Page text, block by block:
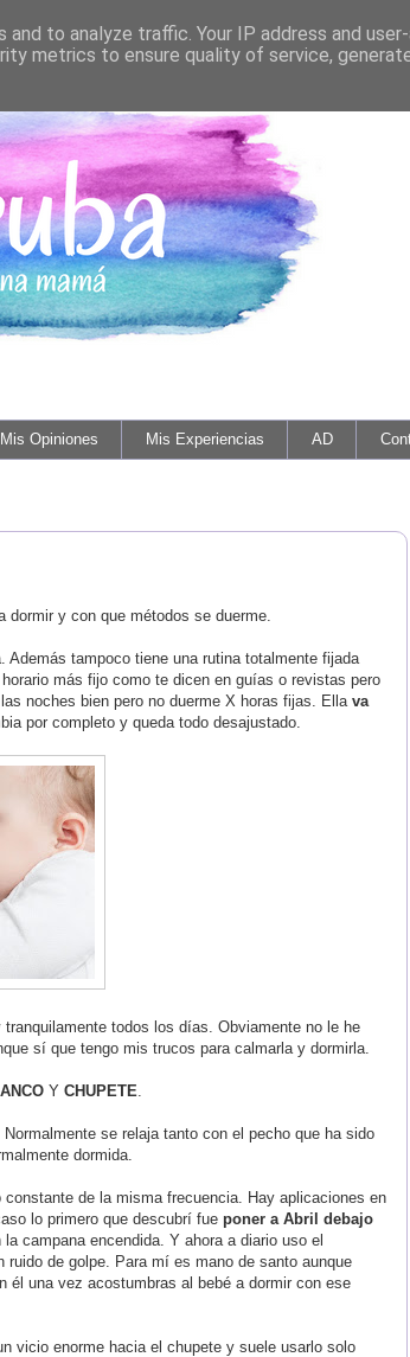
Mis Opiniones Mis Experiencias AD
dormir y con que métodos se duerme.
Además tampoco tiene una rutina totalmente fijada
más fijo como te dicen en guías o revistas pero
noches bien pero no duerme X horas fijas. Ella va
por completo y queda todo desajustado.
tranquilamente todos los días. Obviamente no le he
sí que tengo mis trucos para calmarla y dormirla.
Y CHUPETE
Normalmente se relaja tanto con el pecho que ha sido
dormida.
de la misma frecuencia. Hay aplicaciones en
lo primero que descubrí fue poner a Abril debajo
la campana encendida . Y ahora a diario uso el
ruido de golpe. Para mí es mano de santo aunque
él una vez acostumbras al bebé a dormir con ese
vicio enorme hacia el chupete y suele usarlo solo
to analyze traffic. Your IP address and
metrics to ensure quality of service,